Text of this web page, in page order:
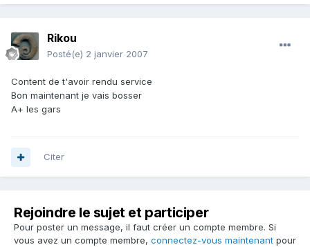
Rikou
Posté(e) 2 janvier 2007
Content de t'avoir rendu service
Bon maintenant je vais bosser
A+ les gars
Citer
Rejoindre le sujet et participer
Pour poster un message, il faut créer un compte membre. Si
vous avez un compte membre, connectez-vous maintenant pour